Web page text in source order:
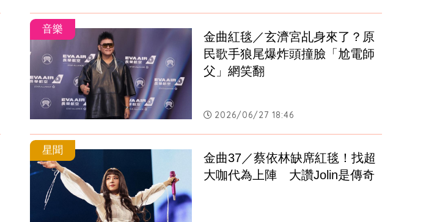
音樂
金曲紅毯／玄濟宮乩身來了？原
民歌手狼尾爆炸頭撞臉「尬電師
父」網笑翻
2026/06/27 18:46
星聞
金曲37／蔡依林缺席紅毯！找超
大咖代為上陣　大讚Jolin是傳奇